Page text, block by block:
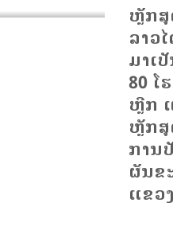
ຫຼັກສູ
ລາວ
ມາເ
80 ໂ
ຫຼີກ
ຫຼັກສູ
ການ
ຜັນຂ
ແຂວ